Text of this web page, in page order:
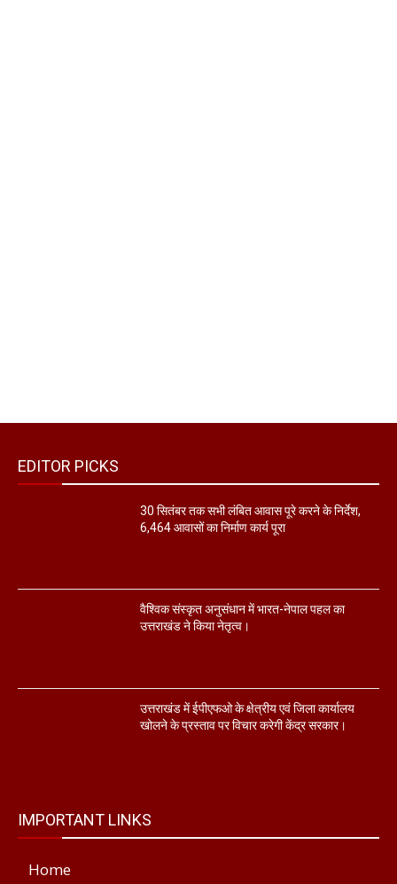
EDITOR PICKS
30 सितंबर तक सभी लंबित आवास पूरे करने के निर्देश,
6,464 आवासों का निर्माण कार्य पूरा
वैश्विक संस्कृत अनुसंधान में भारत-नेपाल पहल का
उत्तराखंड ने किया नेतृत्व।
उत्तराखंड में ईपीएफओ के क्षेत्रीय एवं जिला कार्यालय
खोलने के प्रस्ताव पर विचार करेगी केंद्र सरकार।
IMPORTANT LINKS
Home